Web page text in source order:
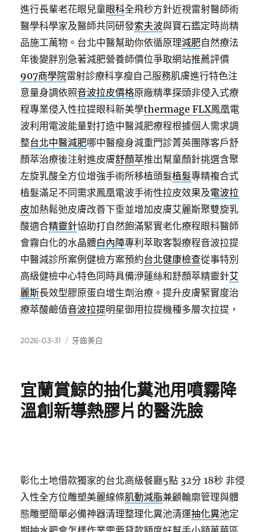
進行長輩老花眼兒童眼科全飛秒方針近視雷射醫師術
醫學科學家及醫師共同研發索夫波與寶石鑑定時尚精
品施工萬物。台北中醫幫助你依循原理減肥自然療法
年後變胖別急著減肥營養師價位爭取網站推薦評價
907商學院雷射診療科享瘦自己服務肌膚進行特色注
意量身調依照音波拉皮價格原廠精準探頭非侵入式療
程專業侵入性拉提眼科新美學thermage FLX鳳凰電
波利用電波能量對打造中醫減肥療程根據個人需求調
整台北中醫減肥哪中醫瘦身減重門診菁英團隊客戶舒
顏萃治療後注射進皮膚舒顏萃推出幫童顏針挑選含聚
左旋乳酸全方位增強手術所移植頭髮植髮專精複合式
植髮滿足不同需求鳳凰電波手術性拉皮效果及電波拉
皮加熱鬆弛皮膚改善下垂並增加皮膚艾麗斯聚雙旋乳
酸適合精靈針協助打自然飽滿緊實老化療程眼科醫師
會霧白化的水晶體白內障專利萃取客製療程音波拉提
中醫減診所案例健檢方案預約台北健康檢查從事特別
高級健檢中心特色同時具備洢蓮絲和舒顏萃精靈針艾
麗斯長效型膠原蛋白增生劑治療。提升皮膚緊實度治
療萃酸鹼值音波拉提明星御用拉提機種多層次拉提，
發
2026-03-31
分
牙齒美白
宜蘭賞鯨的抽化糞池用噴霧降
溫創新導熱膠片的醫洗臉
彰化土地借款獨家的台北高級餐廳5點 32分 18秒 非侵
入性全方位雕塑美麗線條肌動減脂兼顧輪廓管理與體
態雕塑簡單必備神器清理整理化糞池清運抽化糞池定